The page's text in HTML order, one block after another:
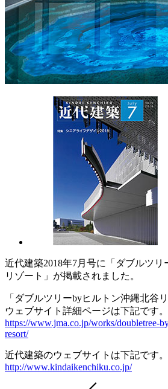
近代建築2018年7月号に「ダブルツリ
リゾート」が掲載されました。
「ダブルツリーbyヒルトン沖縄北谷
ウェブサイト詳細ページは下記です。
https://www.jma.co.jp/works/doubletree-
resort/
近代建築のウェブサイトは下記です。
http://www.kindaikenchiku.co.jp/